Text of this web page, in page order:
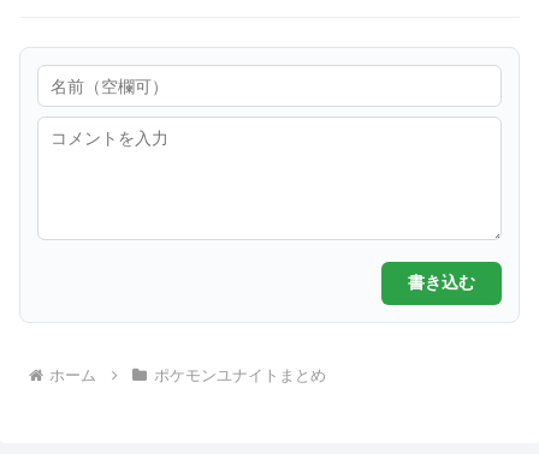
書き込む
ホーム ポケモンユナイトまとめ